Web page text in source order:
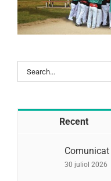
Search
for:
Recent
Comunicat
30 juliol 2026